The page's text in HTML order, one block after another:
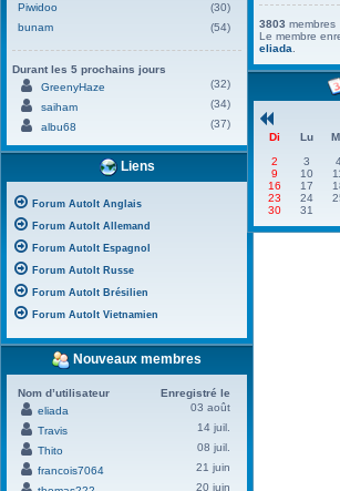
Piwidoo
(30)
bunam
(54)
Durant les 5 prochains jours
GreenyHaze
(32)
saiham
(34)
albu68
(37)
Liens
Forum AutoIt Anglais
Forum AutoIt Allemand
Forum AutoIt Espagnol
Forum AutoIt Russe
Forum AutoIt Brésilien
Forum AutoIt Vietnamien
Nouveaux membres
Nom d’utilisateur
Enregistré le
eliada
03 août
Travis
14 juil.
Thito
08 juil.
francois7064
21 juin
20 juin
3803 membres
Le membre
eliada
Di
Lu
2
3
9
10
16
17
23
24
30
31